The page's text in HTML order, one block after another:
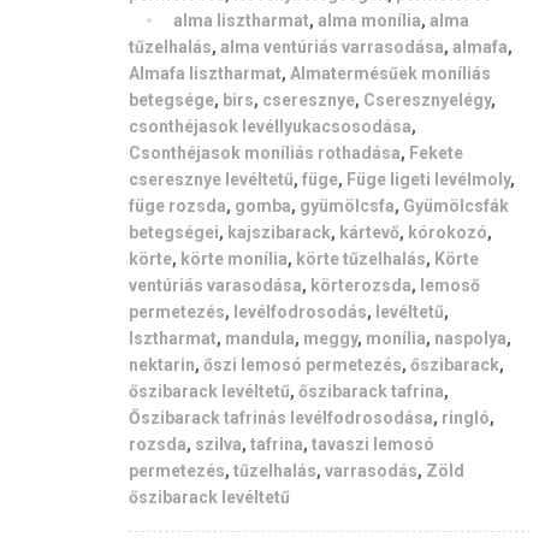
alma lisztharmat, alma monília, alma
tűzelhalás, alma ventúriás varrasodása, almafa,
Almafa lisztharmat, Almatermésűek moníliás
betegsége, birs, cseresznye, Cseresznyelégy,
csonthéjasok levéllyukacsosodása,
Csonthéjasok moníliás rothadása, Fekete
cseresznye levéltetű, füge, Füge ligeti levélmoly,
füge rozsda, gomba, gyümölcsfa, Gyümölcsfák
betegségei, kajszibarack, kártevő, kórokozó,
körte, körte monília, körte tűzelhalás, Körte
ventúriás varasodása, körterozsda, lemoső
permetezés, levélfodrosodás, levéltetű,
lsztharmat, mandula, meggy, monília, naspolya,
nektarin, őszi lemosó permetezés, őszibarack,
őszibarack levéltetű, őszibarack tafrina,
Őszibarack tafrinás levélfodrosodása, ringló,
rozsda, szilva, tafrina, tavaszi lemosó
permetezés, tűzelhalás, varrasodás, Zöld
őszibarack levéltetű